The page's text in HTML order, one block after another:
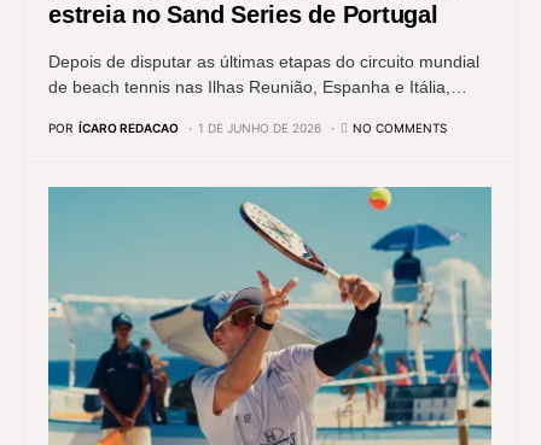
estreia no Sand Series de Portugal
Depois de disputar as últimas etapas do circuito mundial
de beach tennis nas Ilhas Reunião, Espanha e Itália,…
POR ÍCARO REDACAO 1 DE JUNHO DE 2026 NO COMMENTS